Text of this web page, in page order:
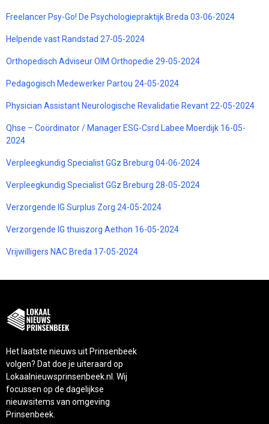
Freelancer Psy-Go! De Psychologiepraktijk Breda 03-06-2024
Helpende vast Randstad 27-05-2024
Orthopedisch Adviseur OIM Orthopedie 29-05-2024
Pedagogisch Medewerker Partou 24-05-2024
Physician Assistant Neurologische Revalidatie Revant 22-05-2024
Qhse – Coördinator / Manager ESG-Csrd Labee Moerdijk 16-05-
2024
Verpleegkundig Specialist GGz Breburg 04-06-2024
Verpleegkundig Specialist GGz Breburg 28-05-2024
Verzorgende IG Surplus Zorg 24-05-2024
Verzorgende IG thuiszorg Aethon 16-05-2024
Vrijwilligers NAC Breda 17-05-2024
Het laatste nieuws uit Prinsenbeek
volgen? Dat doe je uiteraard op
Lokaalnieuwsprinsenbeek.nl. Wij
focussen op de dagelijkse
nieuwsitems van omgeving
Prinsenbeek.